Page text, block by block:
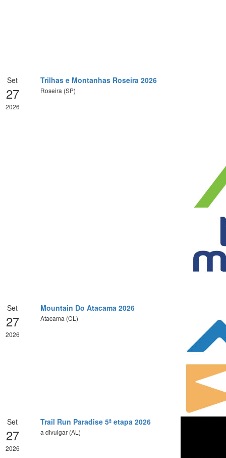
Set
27
2026
Trilhas e Montanhas Roseira 2026
Roseira (SP)
Set
27
2026
Mountain Do Atacama 2026
Atacama (CL)
Set
27
2026
Trail Run Paradise 5ª etapa 2026
a divulgar (AL)